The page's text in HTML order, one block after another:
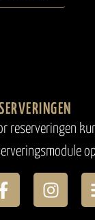
reserveringen